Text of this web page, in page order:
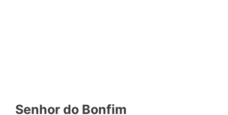
Senhor do Bonfim